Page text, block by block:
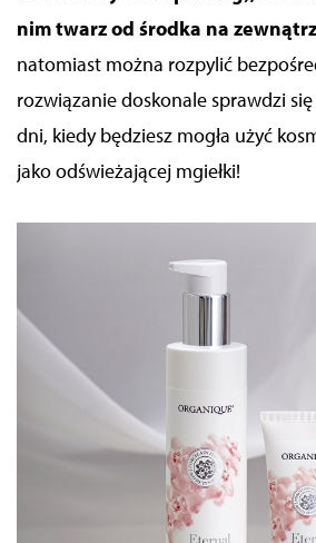
nim twarz od środka na zewnątrz
natomiast można rozpylić
rozwiązanie doskonale sprawdzi
dni, kiedy będziesz mogła użyć
jako odświeżającej mgiełki!